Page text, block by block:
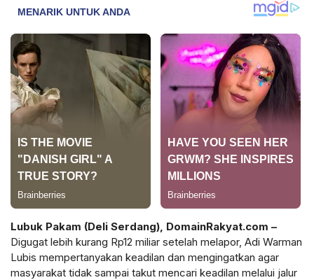
Lubuk Pakam (Deli Serdang), DomainRakyat.com –
Digugat lebih kurang Rp12 miliar setelah melapor, Adi Warman
Lubis mempertanyakan keadilan dan mengingatkan agar
masyarakat tidak sampai takut mencari keadilan melalui jalur